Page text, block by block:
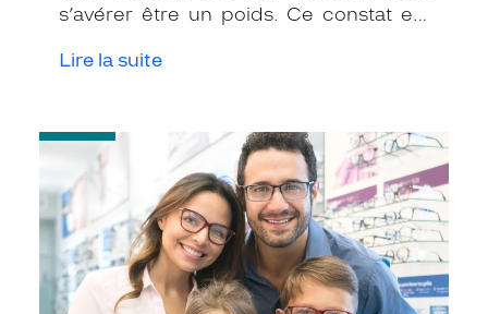
s’avérer être un poids. Ce constat est
lorsque des gouttes viennent
partiellement la vue et tachant les
lunettes. Heureusement, une solution
existe pour vous faciliter le nettoyage :
le traitement anti-pluie !
Lire la suite
-
Verres
unifocaux